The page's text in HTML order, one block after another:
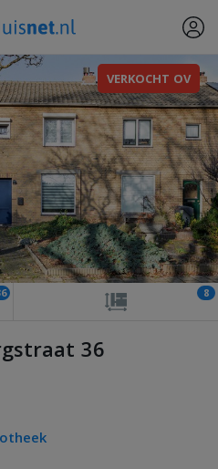
VERKOCHT OV
8
36